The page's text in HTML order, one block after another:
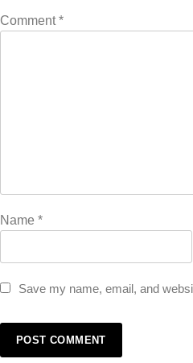
Comment*
Name *
Save my name, email, and